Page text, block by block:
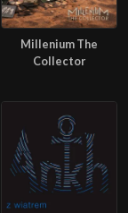
Millenium The
Collector